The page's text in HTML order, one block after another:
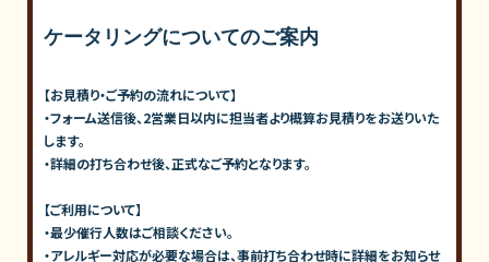
ケータリングについてのご案内
【お見積り・ご予約の流れについて】
・フォーム送信後、2営業日以内に担当者より概算お見積りをお送りいた
します。
・詳細の打ち合わせ後、正式なご予約となります。
【ご利用について】
・最少催行人数はご相談ください。
・アレルギー対応が必要な場合は、事前打ち合わせ時に詳細をお知らせ